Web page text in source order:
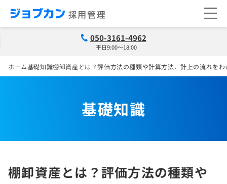
050-3161-4962
平日9:00～18:00
ホーム基礎知識棚卸資産とは？評価方法の種類や計算方法、計上の流れを
基礎知識
棚卸資産とは？評価方法の種類や